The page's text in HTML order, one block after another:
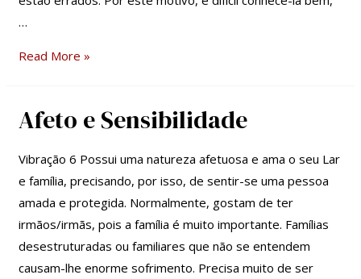
…
Read More »
Afeto e Sensibilidade
Vibração 6 Possui uma natureza afetuosa e ama o seu Lar
e família, precisando, por isso, de sentir-se uma pessoa
amada e protegida. Normalmente, gostam de ter
irmãos/irmãs, pois a família é muito importante. Famílias
desestruturadas ou familiares que não se entendem
causam-lhe enorme sofrimento. Precisa muito de ser
Afeto
Sensibilidade